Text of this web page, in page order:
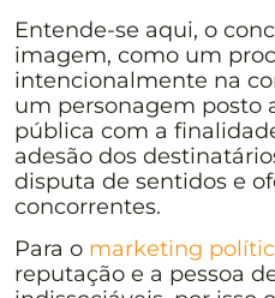
Entende-se aqui, o
imagem, como um
intencionalmente na
um personagem posto
pública com a
adesão dos
disputa de sentidos e
concorrentes.
Para o marketing
reputação e a pessoa